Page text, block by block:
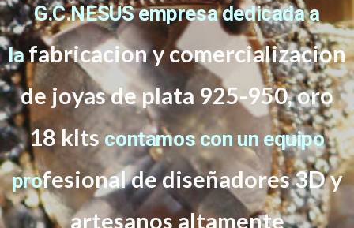
G.C.NESUS empresa dedicada a
lafabricacion y comercializacion
de joyas de plata 925-950, oro
18 kltscontamos con un equipo
profesional de diseñadores 3D y
artesanos altamente